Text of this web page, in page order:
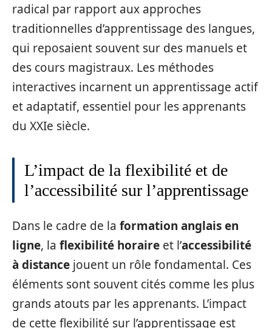
radical par rapport aux approches
traditionnelles d’apprentissage des langues,
qui reposaient souvent sur des manuels et
des cours magistraux. Les méthodes
interactives incarnent un apprentissage actif
et adaptatif, essentiel pour les apprenants
du XXIe siècle.
L’impact de la flexibilité et de
l’accessibilité sur l’apprentissage
Dans le cadre de la formation anglais en
ligne, la flexibilité horaire et l’accessibilité
à distance jouent un rôle fondamental. Ces
éléments sont souvent cités comme les plus
grands atouts par les apprenants. L’impact
de cette flexibilité sur l’apprentissage est